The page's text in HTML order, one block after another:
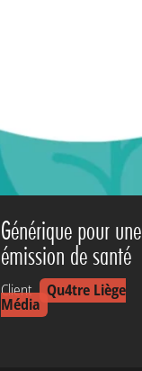
Générique pour une
émission de santé
Client Qu4tre Liège
Média